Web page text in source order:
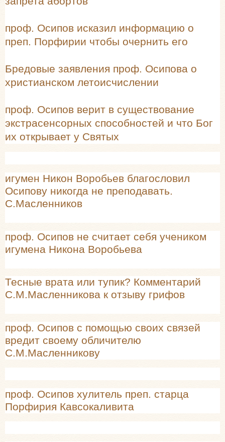
проф. Осипов исказил информацию о
преп. Порфирии чтобы очернить его
Бредовые заявления проф. Осипова о
христианском летоисчислении
проф. Осипов верит в существование
экстрасенсорных способностей и что Бог
их открывает у Святых
игумен Никон Воробьев благословил
Осипову никогда не преподавать.
С.Масленников
проф. Осипов не считает себя учеником
игумена Никона Воробьева
Тесные врата или тупик? Комментарий
С.М.Масленникова к отзыву грифов
проф. Осипов с помощью своих связей
вредит своему обличителю
С.М.Масленникову
проф. Осипов хулитель преп. старца
Порфирия Кавсокаливита